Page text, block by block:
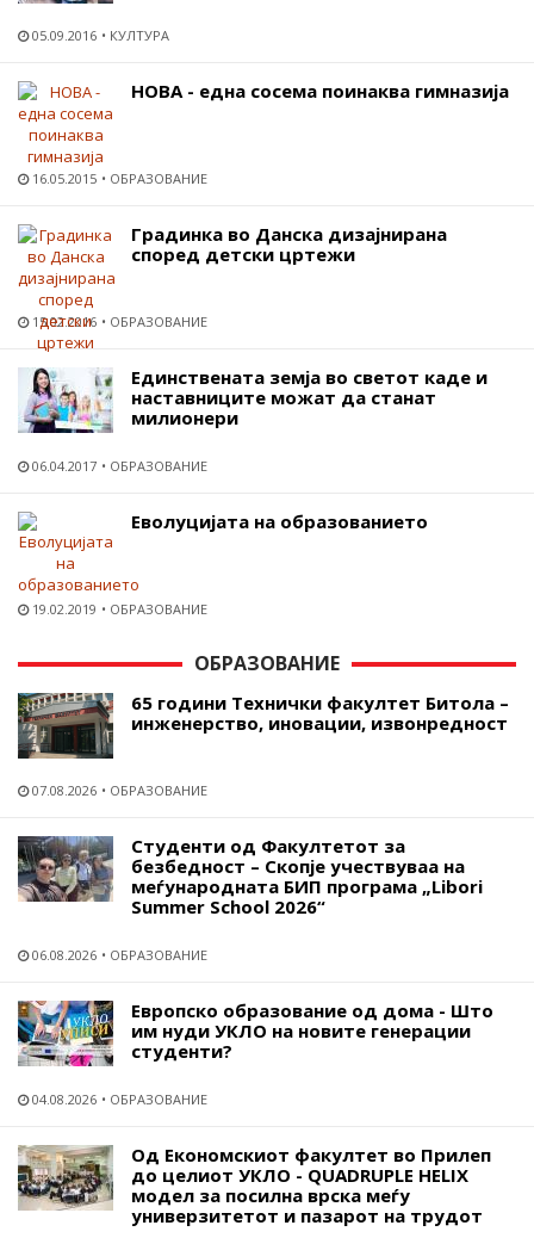
05.09.2016 КУЛТУРА
НОВА - една сосема поинаква гимназија
16.05.2015 ОБРАЗОВАНИЕ
Градинка во Данска дизајнирана
според детски цртежи
15.02.2016 ОБРАЗОВАНИЕ
Единствената земја во светот каде и
наставниците можат да станат
милионери
06.04.2017 ОБРАЗОВАНИЕ
Еволуцијата на образованието
19.02.2019 ОБРАЗОВАНИЕ
ОБРАЗОВАНИЕ
65 години Технички факултет Битола –
инженерство, иновации, извонредност
07.08.2026 ОБРАЗОВАНИЕ
Студенти од Факултетот за
безбедност – Скопје учествуваа на
меѓународната БИП програма „Libori
Summer School 2026“
06.08.2026 ОБРАЗОВАНИЕ
Европско образование од дома - Што
им нуди УКЛО на новите генерации
студенти?
04.08.2026 ОБРАЗОВАНИЕ
Од Економскиот факултет во Прилеп
до целиот УКЛО - QUADRUPLE HELIX
модел за посилна врска меѓу
универзитетот и пазарот на трудот